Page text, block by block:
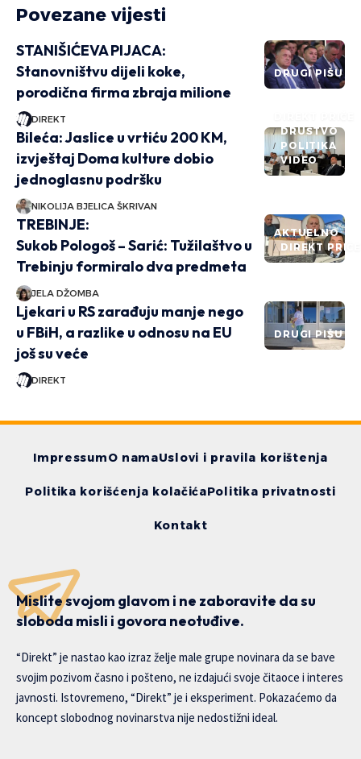
Povezane vijesti
DRUGI PIŠU
STANIŠIĆEVA PIJACA:
Stanovništvu dijeli koke,
porodična firma zbraja milione
DIREKT
DRUŠTVO
POLITIKA
VIDEO
Bileća: Jaslice u vrtiću 200 KM,
izvještaj Doma kulture dobio
jednoglasnu podršku
NIKOLIJA BJELICA ŠKRIVAN
AKTUELNO
DIREKT PRIČE
TREBINJE:
Sukob Pologoš – Sarić: Tužilaštvo u
Trebinju formiralo dva predmeta
JELA DŽOMBA
DRUGI PIŠU
Ljekari u RS zarađuju manje nego
u FBiH, a razlike u odnosu na EU
još su veće
DIREKT
ImpressumO namaUslovi i pravila korištenja
Politika korišćenja kolačićaPolitika privatnosti
Kontakt
Mislite svojom glavom i ne zaboravite da su
sloboda misli i govora neotuđive.
“Direkt” je nastao kao izraz želje male grupe novinara da se bave
svojim pozivom časno i pošteno, ne izdajući svoje čitaoce i interes
javnosti. Istovremeno, “Direkt” je i eksperiment. Pokazaćemo da
koncept slobodnog novinarstva nije nedostižni ideal.